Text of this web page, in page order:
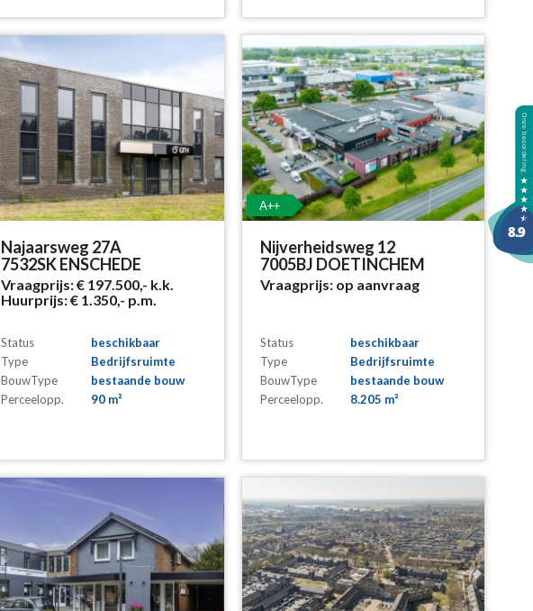
Najaarsweg 27A
7532SK ENSCHEDE
Vraagprijs:€ 197.500,- k.k.
Huurprijs:€ 1.350,- p.m.
Status
beschikbaar
Type
Bedrijfsruimte
BouwType
bestaande bouw
Perceelopp.
90 m²
A++
Nijverheidsweg 12
7005BJ DOETINCHEM
Vraagprijs: op aanvraag
Status
beschikbaar
Type
Bedrijfsruimte
BouwType
bestaande bouw
Perceelopp.
8.205 m²